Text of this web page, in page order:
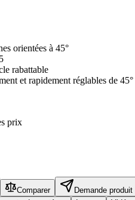
orientées à 45°
rabattable
et rapidement réglables de 45°
prix
Comparer Demande produit